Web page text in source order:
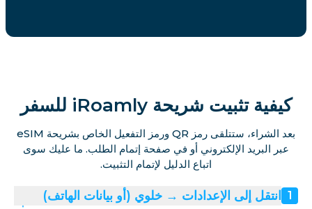
كيفية تثبيت شريحة iRoamly للسفر
بعد الشراء، ستتلقى رمز QR ورمز التفعيل الخاص بشريحة eSIM
عبر البريد الإلكتروني أو في صفحة إتمام الطلب. ما عليك سوى
اتباع الدليل لإتمام التثبيت.
1 انتقل إلى الإعدادات → خلوي (أو بيانات الهاتف)